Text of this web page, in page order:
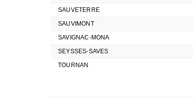
SAUVETERRE
SAUVIMONT
SAVIGNAC-MONA
SEYSSES-SAVES
TOURNAN